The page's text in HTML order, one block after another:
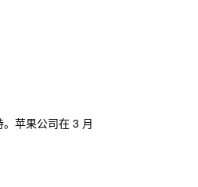
苹果公司在 3 月